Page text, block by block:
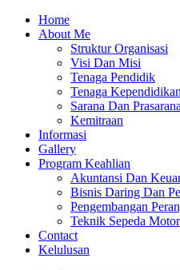
Home
About Me
Struktur Organisasi
Visi Dan Misi
Tenaga Pendidik
Tenaga Kependidikan
Sarana Dan Prasarana
Kemitraan
Informasi
Gallery
Program Keahlian
Akuntansi Dan
Bisnis Daring Dan
Pengembangan
Teknik Sepeda Motor
Contact
Kelulusan